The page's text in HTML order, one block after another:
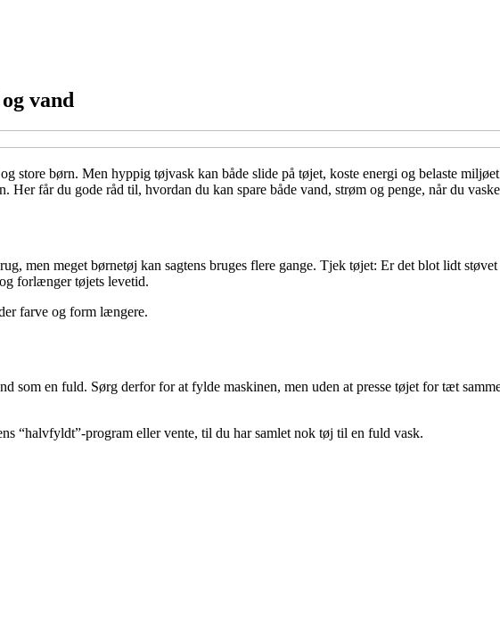
vand
store børn. Men hyppig tøjvask kan både slide på tøjet, koste energi og belaste
får du gode råd til, hvordan du kan spare både vand, strøm og penge, når du
men meget børnetøj kan sagtens bruges flere gange. Tjek tøjet: Er det blot lidt
forlænger tøjets levetid.
farve og form længere.
som en fuld. Sørg derfor for at fylde maskinen, men uden at presse tøjet for tæt
“halvfyldt”-program eller vente, til du har samlet nok tøj til en fuld vask.